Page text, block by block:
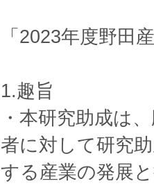
「2023年度野田
1.趣旨
・本研究助成は
者に対して研究
する産業の発展